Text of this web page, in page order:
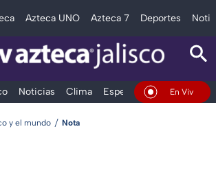
Azteca UNO Azteca 7 Deportes
Noticias Clima Espectáculos Deportes
En Vivo
y el mundo Nota